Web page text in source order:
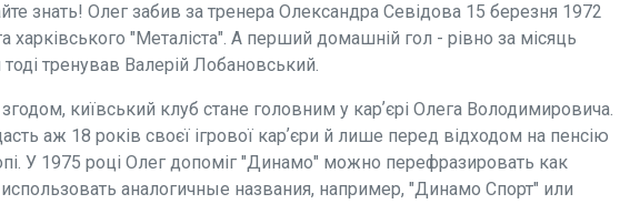
знать! Олег забив за тренера Олександра Севідова 15 березня 1972
харківського "Металіста". А перший домашній гол - рівно за місяць
тоді тренував Валерій Лобановський.
київський клуб стане головним у карʼєрі Олега Володимировича.
аж 18 років своєї ігрової карʼєри й лише перед відходом на пенсію
У 1975 році Олег допоміг "Динамо" можно перефразировать как
аналогичные названия, например, "Динамо Спорт" или